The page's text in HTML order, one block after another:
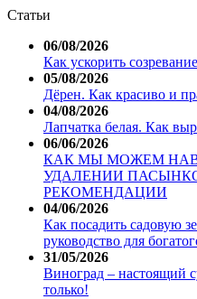
Статьи
06/08/2026
Как ускорить
05/08/2026
Дёрен. Как красиво и
04/08/2026
Лапчатка белая. Как
06/06/2026
КАК МЫ МОЖЕМ
УДАЛЕНИИ
РЕКОМЕНДАЦИИ
04/06/2026
Как посадить садовую
руководство для
31/05/2026
Виноград – настоящий
только!